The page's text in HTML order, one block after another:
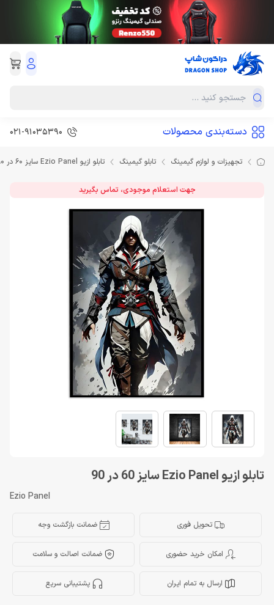
دسته‌بندی محصولات 021-91035390
تجهیزات و لوازم گیمینگ تابلو گیمینگ تابلو ازیو Ezio Panel سایز 60 در 90
جهت استعلام موجودی، تماس بگیرید
تابلو ازیو Ezio Panel سایز 60 در 90
Ezio Panel
تحویل فوری ضمانت بازگشت وجه
امکان خرید حضوری ضمانت اصالت و سلامت
ارسال به تمام ایران پشتیبانی سریع